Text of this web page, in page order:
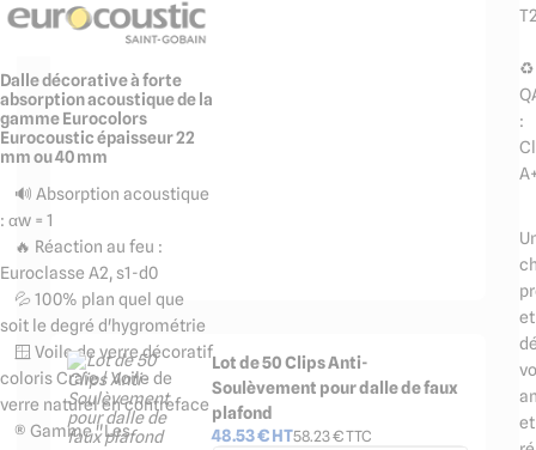
Dalle décorative à forte
absorption acoustique de la
gamme Eurocolors
Eurocoustic épaisseur 22
mm ou 40 mm
🔊 Absorption acoustique
: αw = 1
🔥 Réaction au feu :
Euroclasse A2, s1-d0
💦 100% plan quel que
soit le degré d'hygrométrie
🪟 Voile de verre décoratif
coloris Craie / Voile de
verre naturel en contreface
®️ Gamme "Les
Lot de 50 Clips Anti-
Soulèvement pour dalle de faux
plafond
48.53€ HT58.23€ TTC
♻️
:
et
et